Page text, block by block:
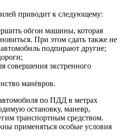
приводит к следующему:
обгон машины, которая
При этом сдать также не
подпирают другие;
совершения экстренного
манёвров.
по ПДД в метрах
остановку, маневр,
транспортным средством.
применяться особые условия